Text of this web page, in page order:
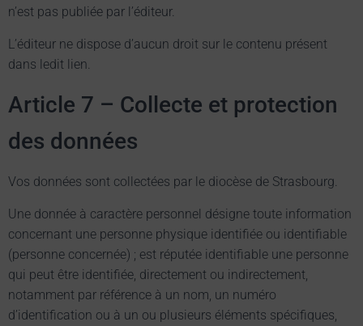
n’est pas publiée par l’éditeur.
L’éditeur ne dispose d’aucun droit sur le contenu présent
dans ledit lien.
Article 7 – Collecte et protection
des données
Vos données sont collectées par le diocèse de Strasbourg.
Une donnée à caractère personnel désigne toute information
concernant une personne physique identifiée ou identifiable
(personne concernée) ; est réputée identifiable une personne
qui peut être identifiée, directement ou indirectement,
notamment par référence à un nom, un numéro
d’identification ou à un ou plusieurs éléments spécifiques,